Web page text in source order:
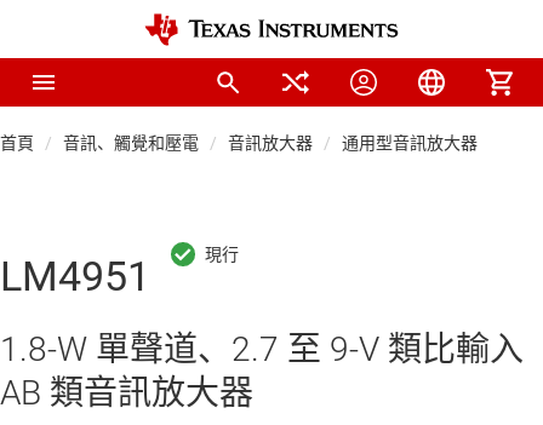
首頁 音訊、觸覺和壓電 音訊放大器 通用型音訊放大器
LM4951
1.8-W 單聲道、2.7 至 9-V 類比輸入
AB 類音訊放大器